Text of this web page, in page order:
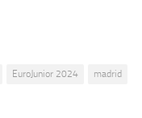
EuroJunior 2024 madrid